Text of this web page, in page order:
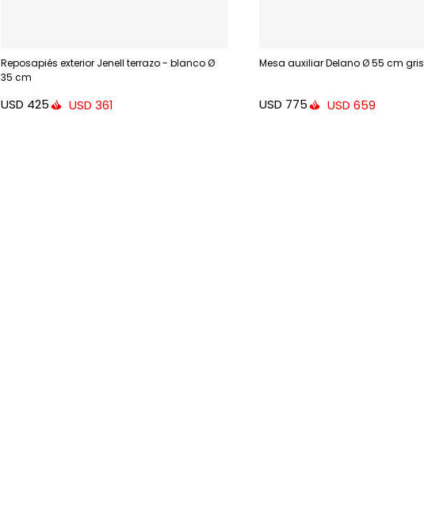
Reposapiés exterior Jenell terrazo - blanco Ø
35 cm
USD 425 USD 361
Mesa auxiliar Delano Ø 55 cm gris
USD 775 USD 659